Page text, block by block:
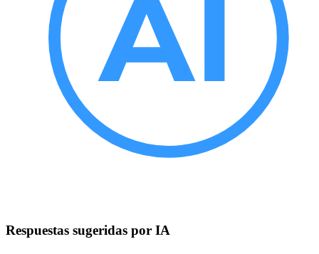
Respuestas sugeridas por IA